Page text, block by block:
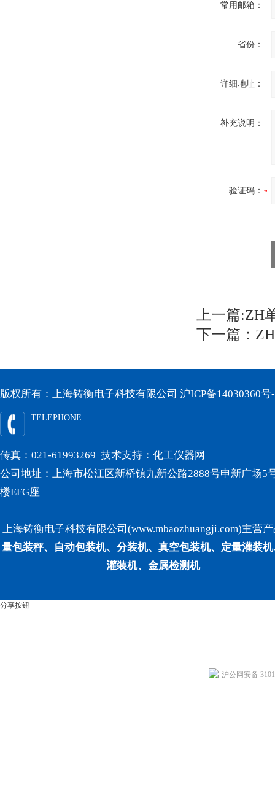
常用邮箱：
省份：
详细地址：
补充说明：
验证码：
上一篇:ZH
下一篇：
版权所有：上海铸衡电子科技有限公司 沪ICP备14030360号
TELEPHONE
传真：021-61993269 技术支持： 化工仪器网
公司地址：上海市松江区新桥镇九新公路2888号申新广场5
楼EFG座
上海铸衡电子科技有限公司(www.mbaozhuangji.com)主营
量包装秤、自动包装机、分装机、真空包装机、定量灌装
灌装机、金属检测机
分享按钮
沪公网安备